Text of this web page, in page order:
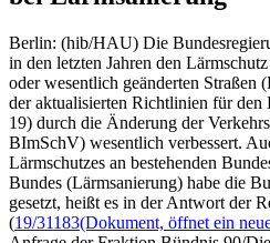
Berlin: (hib/HAU) Die
in den letzten Jahren den
oder wesentlich geänderten
der aktualisierten Richtlinien für den
19) durch die Änderung der
BImSchV) wesentlich verbessert.
Lärmschutzes an bestehenden
Bundes (Lärmsanierung) habe die
gesetzt, heißt es in der Antwort der
(19/31183(Dokument, öffnet ein